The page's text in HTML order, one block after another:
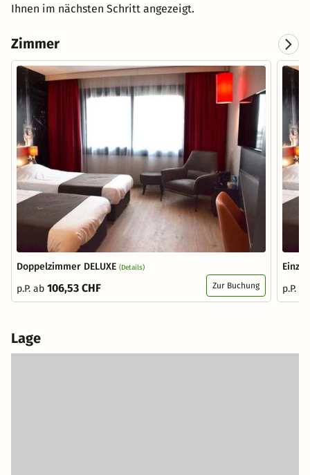
Ihnen im nächsten Schritt angezeigt.
Zimmer
Doppelzimmer DELUXE (Details)
p.P. ab 106,53 CHF Zur Buchung
p.P.
Lage